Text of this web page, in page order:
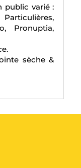
public varié :
Pronuptia,
sèche &